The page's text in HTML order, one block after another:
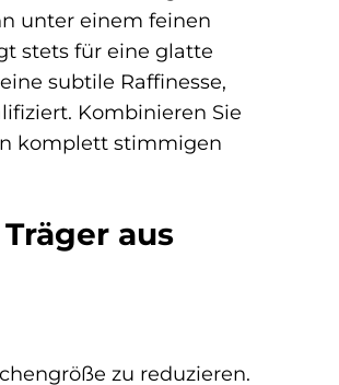
unter einem feinen
stets für eine glatte
subtile Raffinesse,
Kombinieren Sie
komplett stimmigen
aus
zu reduzieren.